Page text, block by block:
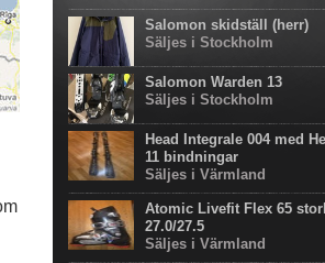
Salomon skidställ (herr)
Säljes i Stockholm
Salomon Warden 13
Säljes i Stockholm
Head Integrale 004 med
11 bindningar
Säljes i Värmland
Atomic Livefit Flex 65
27.0/27.5
Säljes i Värmland